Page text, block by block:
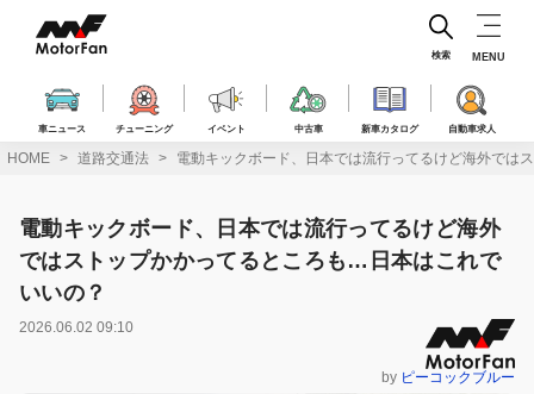
ス
車ニュース チューニング イベント 中古車 新車カタログ 自動車求人
検索 MENU
HOME 道路交通法 電動キックボード、日本では流行ってるけど海外で
電動キックボード、日本では流行ってるけど海外
ではストップかかってるところも…日本はこれで
いいの？
2026.06.02 09:10
by ピーコックブルー